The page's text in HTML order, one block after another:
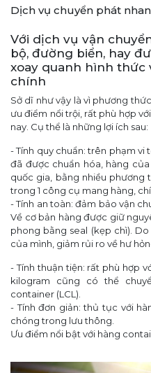
Dịch vụ chuyển phát
Với dịch vụ vận
bộ, đường biển, hay
xoay quanh hình thức
chính
Sở dĩ như vậy là vì phương
ưu điểm nổi trội, rất phù hợp
nay. Cụ thể là những lợi ích sau:
- Tính quy chuẩn: trên phạm
đã được chuẩn hóa, hàng
quốc gia, bằng nhiều phương
trong 1 công cụ mang hàng,
- Tính an toàn: đảm bảo vận
Về cơ bản hàng được giữ
phong bằng seal (kẹp chì).
của mình, giảm rủi ro về hư
- Tính thuận tiện: rất phù hợp
kilogram cũng có thể
container (LCL).
- Tính đơn giản: thủ tục với
chóng trong lưu thông.
Ưu điểm nổi bật với hàng